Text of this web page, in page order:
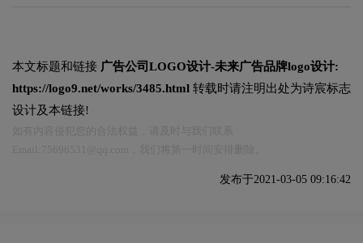
本文标题和链接 广告公司LOGO设计-未来广告品牌logo设计:
https://logo9.net/works/3485.html 转载时请注明出处为诗宸标志
设计及本链接!
发布于2021-03-05 09:16:42